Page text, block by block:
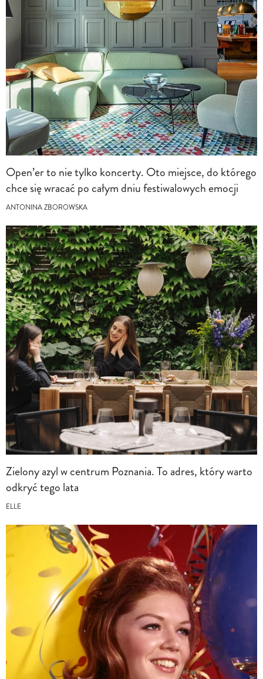
Open’er to nie tylko koncerty. Oto miejsce, do którego
chce się wracać po całym dniu festiwalowych emocji
ANTONINA ZBOROWSKA
Zielony azyl w centrum Poznania. To adres, który warto
odkryć tego lata
ELLE